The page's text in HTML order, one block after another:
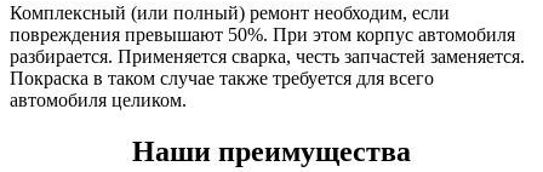
Комплексный (или полный) ремонт необходим, если
повреждения превышают 50%. При этом корпус автомобиля
разбирается. Применяется сварка, честь запчастей заменяется.
Покраска в таком случае также требуется для всего
автомобиля целиком.
Наши преимущества